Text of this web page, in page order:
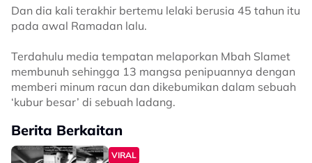
Dan dia kali terakhir bertemu lelaki berusia 45 tahun itu
pada awal Ramadan lalu.
Terdahulu media tempatan melaporkan Mbah Slamet
membunuh sehingga 13 mangsa penipuannya dengan
memberi minum racun dan dikebumikan dalam sebuah
‘kubur besar’ di sebuah ladang.
Berita Berkaitan
VIRAL